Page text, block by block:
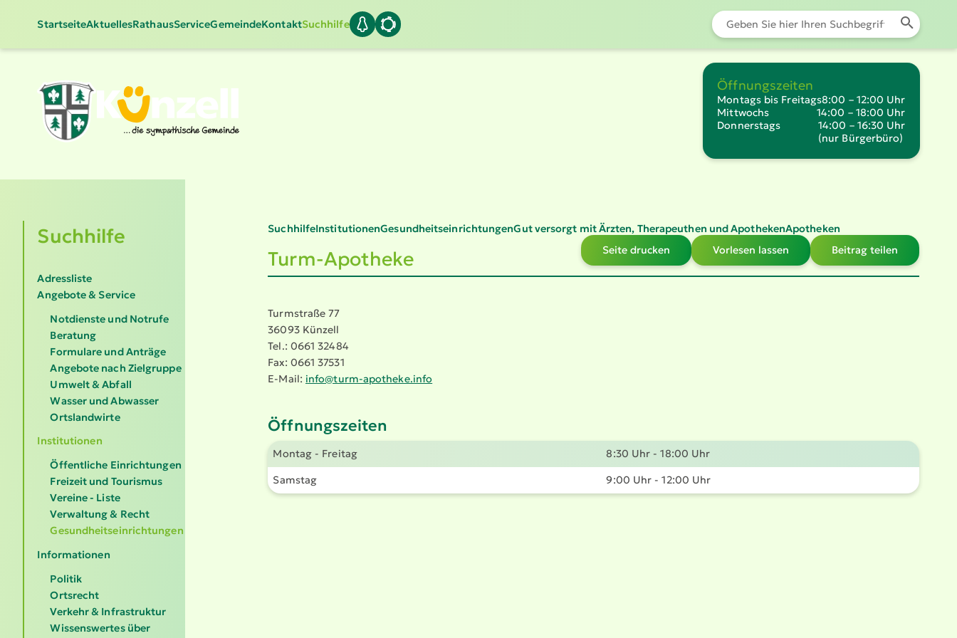
StartseiteAktuellesRathausServiceGemeindeKontaktSuchhilfe
Öffnungszeiten
Montags bis Freitags8:00 – 12:00 Uhr
Mittwochs
14:00 – 18:00 Uhr
Donnerstags
14:00 – 16:30 Uhr
(nur Bürgerbüro)
SuchhilfeInsti­tu­tionenGesund­heits­ein­rich­tungenGut versorgt mit Ärzten, Thera­peuthen und ApothekenApotheken
Turm-Apotheke Seite drucken Vorlesen lassen Beitrag teilen
Turmstraße 77
36093 Künzell
Tel.: 0661 32484
Fax: 0661 37531
E-Mail: info@​turm-​apotheke.​info
Öffnungs­zeiten
Montag - Freitag 8:30 Uhr - 18:00 Uhr
Samstag 9:00 Uhr - 12:00 Uhr
Suchhilfe
Adressliste
Angebote & Service
Notdienste und Notrufe
Beratung
Formulare und Anträge
Angebote nach Zielgruppe
Umwelt & Abfall
Wasser und Abwasser
Ortslandwirte
Institutionen
Öffentliche Einrichtungen
Freizeit und Tourismus
Vereine - Liste
Verwaltung & Recht
Gesundheitseinrichtungen
Informationen
Politik
Ortsrecht
Verkehr & Infrastruktur
Wissenswertes über